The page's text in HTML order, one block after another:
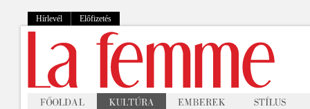
Hírlevél Előfizetés